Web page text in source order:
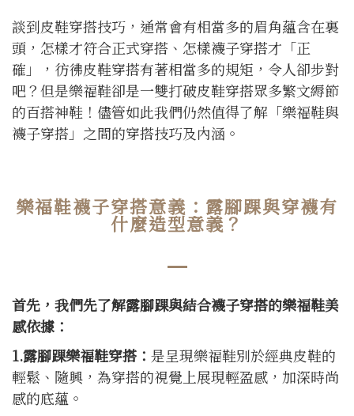
談到皮鞋穿搭技巧，通常會有相當多的眉角蘊含在裏
頭，怎樣才符合正式穿搭、怎樣襪子穿搭才「正
確」，彷彿皮鞋穿搭有著相當多的規矩，令人卻步對
吧？但是樂福鞋卻是一雙打破皮鞋穿搭眾多繁文縟節
的百搭神鞋！儘管如此我們仍然值得了解「樂福鞋與
襪子穿搭」之間的穿搭技巧及內涵。
樂福鞋襪子穿搭意義：露腳踝與穿襪有
什麼造型意義？
首先，我們先了解露腳踝與結合襪子穿搭的樂福鞋美
感依據：
1.露腳踝樂福鞋穿搭： 是呈現樂福鞋別於經典皮鞋的
輕鬆、隨興，為穿搭的視覺上展現輕盈感，加深時尚
感的底蘊。